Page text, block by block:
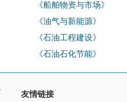
《船舶物资与市场》
《油气与新能源》
《石油工程建设》
《石油石化节能》
友情链接